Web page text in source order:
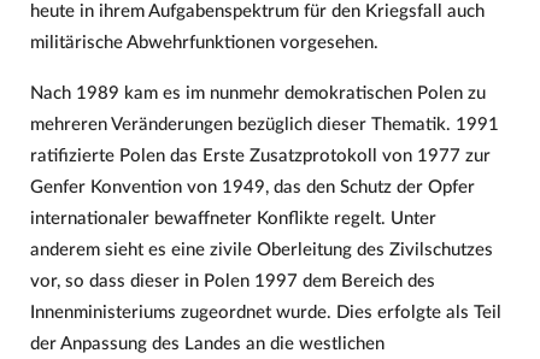
heute in ihrem Aufgabenspektrum für den Kriegsfall auch
militärische Abwehrfunktionen vorgesehen.
Nach 1989 kam es im nunmehr demokratischen Polen zu
mehreren Veränderungen bezüglich dieser Thematik. 1991
ratifizierte Polen das Erste Zusatzprotokoll von 1977 zur
Genfer Konvention von 1949, das den Schutz der Opfer
internationaler bewaffneter Konflikte regelt. Unter
anderem sieht es eine zivile Oberleitung des Zivilschutzes
vor, so dass dieser in Polen 1997 dem Bereich des
Innenministeriums zugeordnet wurde. Dies erfolgte als Teil
der Anpassung des Landes an die westlichen